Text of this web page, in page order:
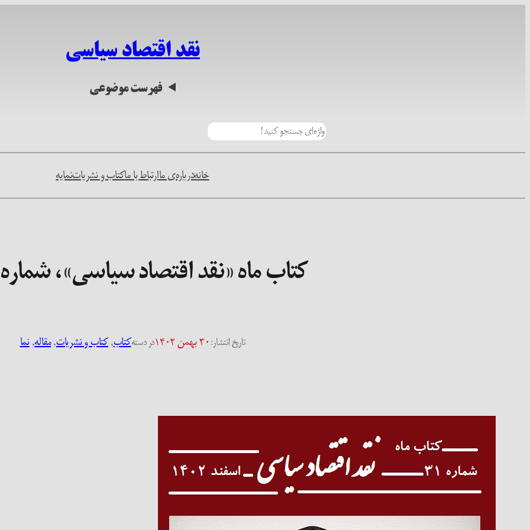
نقد اقتصاد سیاسی
فهرست موضوعی
خانهدرباره‌ی ماارتباط با ماکتاب و نشریاتنمایه
کتاب ماه «نقد اقتصاد سیاسی»،
تاریخ انتشار:۳۰ بهمن ۱۴۰۲ در دستهکتاب, کتاب و نشریات, مقاله, نما